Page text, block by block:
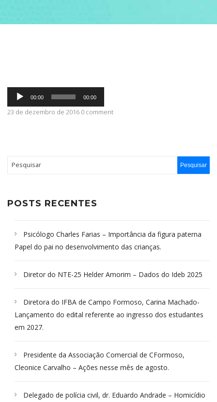
CONTATO
Tocador
áudio
00:00 00:00
23 de dezembro de 2016 0 comment
POSTS RECENTES
Psicólogo Charles Farias – Importância da figura paterna
Papel do pai no desenvolvimento das crianças.
Diretor do NTE-25 Helder Amorim – Dados do Ideb 2025
Diretora do IFBA de Campo Formoso, Carina Machado-
Lançamento do edital referente ao ingresso dos estudantes
em 2027.
Presidente da Associação Comercial de CFormoso,
Cleonice Carvalho – Ações nesse mês de agosto.
Delegado de polícia civil, dr. Eduardo Andrade – Homicídio